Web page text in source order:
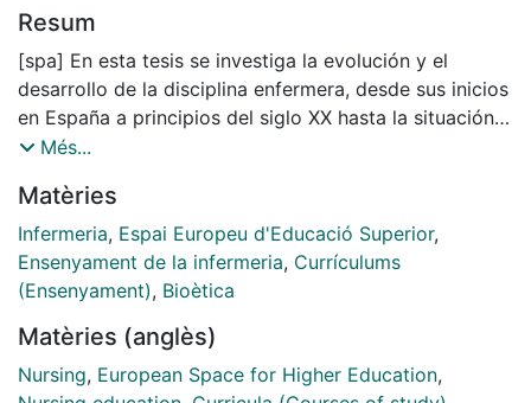
Resum
[spa] En esta tesis se investiga la evolución y el
desarrollo de la disciplina enfermera, desde sus inicios
en España a principios del siglo XX hasta la situación
actual de la profesión y de los estudios de Enfermería.
de la profesión enfermera, las diferentes etapas de su
desarrollo hasta llegar a la convergencia en el marco
del Espacio Europeo de Educación Superior (EEES).
La disciplina enfermera ha evolucionado en el
contexto de los acontecimientos históricos y
Més...
Matèries
Infermeria, Espai Europeu d'Educació Superior,
Ensenyament de la infermeria, Currículums
(Ensenyament), Bioètica
Matèries (anglès)
Nursing, European Space for Higher Education,